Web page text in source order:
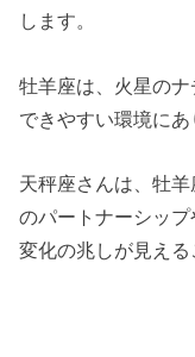
します。
牡羊座は、火星の
できやすい環境にあ
天秤座さんは、牡
のパートナーシップ
変化の兆しが見える